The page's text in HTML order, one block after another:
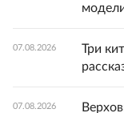
07.08.2026
Три
07.08.2026